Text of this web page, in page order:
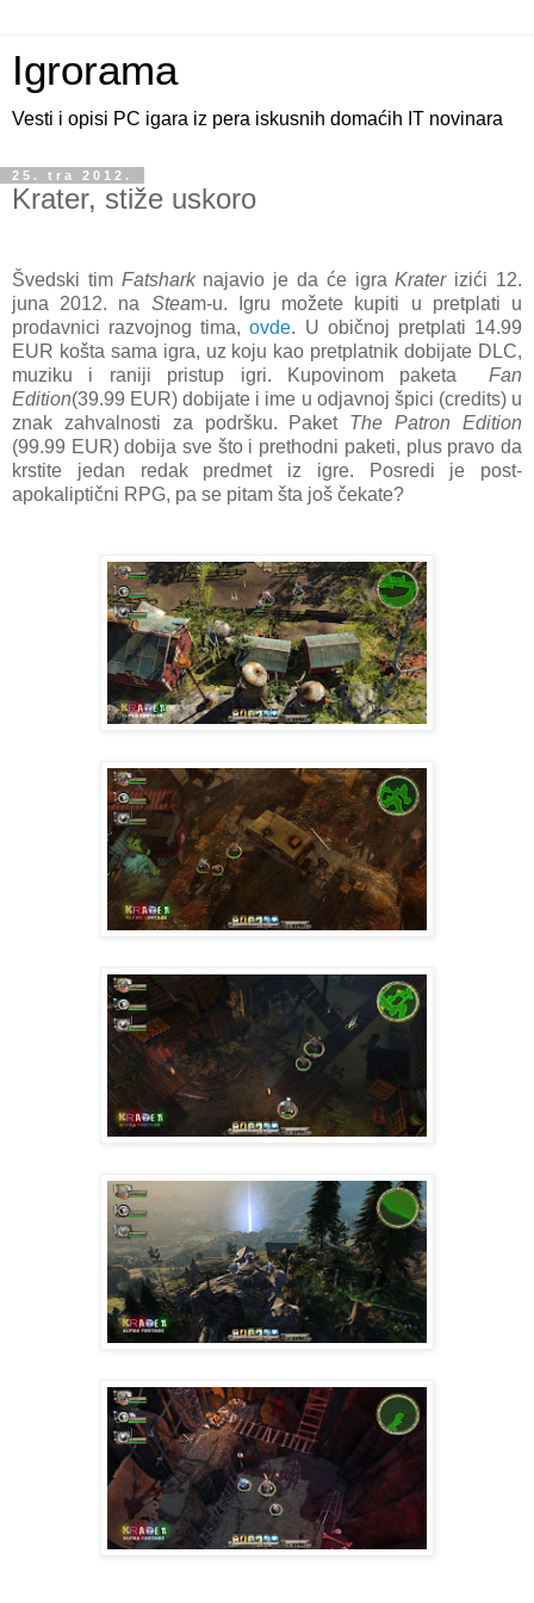
Igrorama
Vesti i opisi PC igara iz pera iskusnih domaćih IT novinara
25. tra 2012.
Krater, stiže uskoro
Švedski tim Fatsharknajavio je da će igraKraterizići 12.
juna 2012. na Steam-u. Igru možete kupiti u pretplati u
prodavnici razvojnog tima,ovde. U običnoj pretplati 14.99
EUR košta sama igra, uz koju kao pretplatnik dobijate DLC,
muziku i raniji pristup igri. Kupovinom paketa Fan
Edition(39.99 EUR) dobijate i ime u odjavnoj špici (credits) u
znak zahvalnosti za podršku. Paket The Patron Edition
(99.99 EUR) dobija sve što i prethodni paketi, plus pravo da
krstite jedan redak predmet iz igre. Posredi je post-
apokaliptični RPG, pa se pitam šta još čekate?